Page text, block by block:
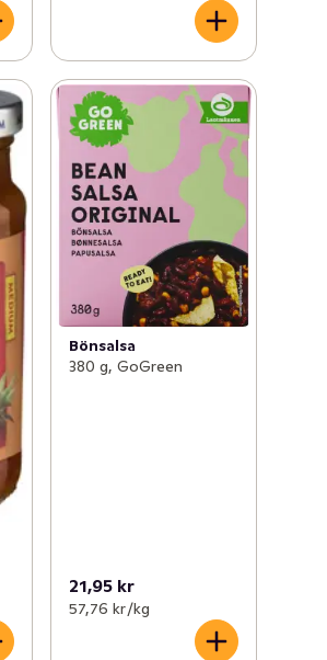
Bönsalsa
380 g, GoGreen
21,95 kr
57,76 kr /kg